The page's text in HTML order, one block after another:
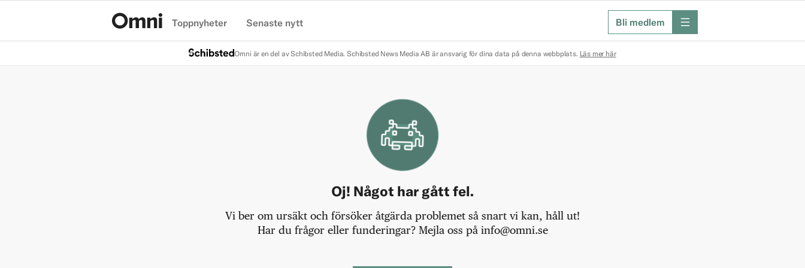
Toppnyheter Senaste nytt Bli medlem meny
Omni är en del av Schibsted Media. Schibsted News Media AB är ansvarig för dina data på denna webbplats. Läs mer här
Oj! Något har gått fel.
Vi ber om ursäkt och försöker åtgärda problemet så snart vi kan, håll ut!
Har du frågor eller funderingar? Mejla oss på info@omni.se